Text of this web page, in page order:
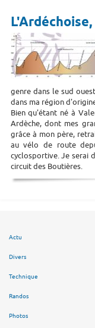
genre dans le sud
dans ma région
Bien qu'étant né à
Ardèche, dont mes
grâce à mon père,
au vélo de route
cyclosportive. Je serai
circuit des Boutières.
Actu
Divers
Technique
Randos
Photos